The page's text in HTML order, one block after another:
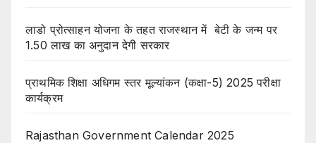
लाडो प्रोत्साहन योजना के तहत राजस्थान में बेटी के जन्म पर
1.50 लाख का अनुदान देगी सरकार
प्राथमिक शिक्षा अधिगम स्तर मूल्यांकन (कक्षा-5) 2025 परीक्षा
कार्यक्रम
Rajasthan Government Calendar 2025